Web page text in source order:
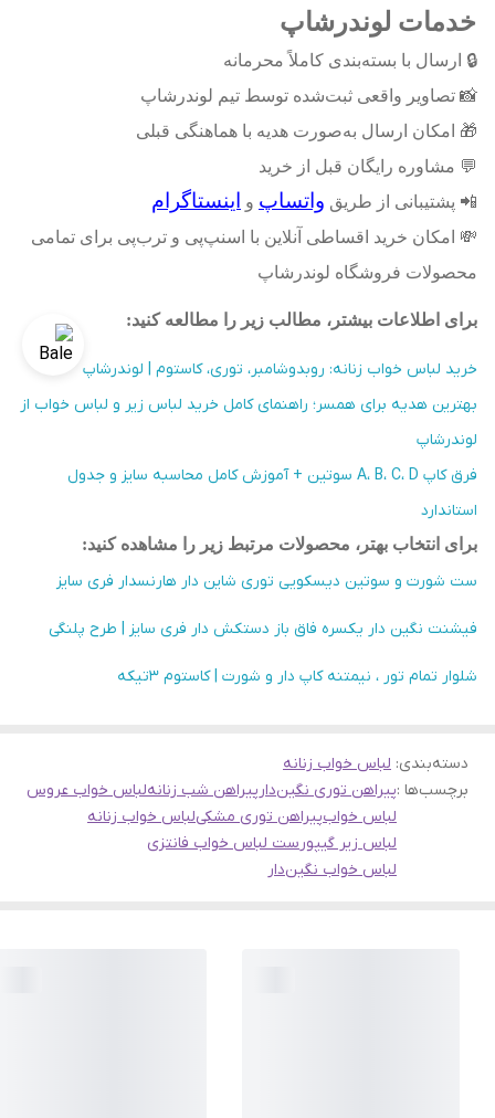
خدمات لوندرشاپ
🔒 ارسال با بسته‌بندی کاملاً محرمانه
📸 تصاویر واقعی ثبت‌شده توسط تیم لوندرشاپ
🎁 امکان ارسال به‌صورت هدیه با هماهنگی قبلی
💬 مشاوره رایگان قبل از خرید
📲 پشتیبانی از طریق واتساپ و اینستاگرام
💸 امکان خرید اقساطی آنلاین با اسنپ‌پی و ترب‌پی برای تمامی
محصولات فروشگاه لوندرشاپ
برای اطلاعات بیشتر، مطالب زیر را مطالعه کنید:
خرید لباس خواب زنانه: روبدوشامبر، توری، کاستوم | لوندرشاپ
بهترین هدیه برای همسر؛ راهنمای کامل خرید لباس زیر و لباس خواب از
لوندرشاپ
فرق کاپ A، B، C، D سوتین + آموزش کامل محاسبه سایز و جدول
استاندارد
برای انتخاب بهتر، محصولات مرتبط زیر را مشاهده کنید:
ست شورت و سوتین دیسکویی توری شاین دار هارنسدار فری سایز
فیشنت نگین دار یکسره فاق باز دستکش دار فری سایز | طرح پلنگی
شلوار تمام تور ، نیمتنه کاپ دار و شورت | کاستوم ۳تیکه
دسته‌بندی: لباس خواب زنانه
برچسب‌ها :پیراهن توری نگین‌دارپیراهن شب زنانهلباس خواب عروس
لباس خوابپیراهن توری مشکیلباس خواب زنانه
لباس زیر گیپورست لباس خواب فانتزی
لباس خواب نگین‌دار